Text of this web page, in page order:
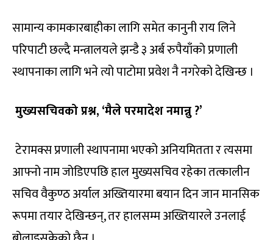
सामान्य कामकारबाहीका लागि समेत कानुनी राय लिने
परिपाटी छल्दै मन्त्रालयले झन्डै ३ अर्ब रुपैयाँको प्रणाली
स्थापनाका लागि भने त्यो पाटोमा प्रवेश नै नगरेको देखिन्छ ।
मुख्यसचिवको प्रश्न, ‘मैले परमादेश नमान्नु?’
टेरामक्स प्रणाली स्थापनामा भएको अनियमितता र त्यसमा
आफ्नो नाम जोडिएपछि हाल मुख्यसचिव रहेका तत्कालीन
सचिव वैकुण्ठ अर्याल अख्तियारमा बयान दिन जान मानसिक
रूपमा तयार देखिन्छन्, तर हालसम्म अख्तियारले उनलाई